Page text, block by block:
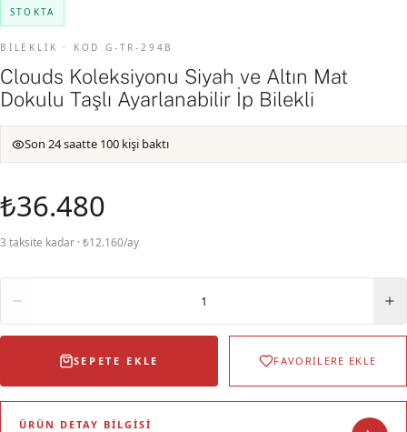
STOKTA
BİLEKLİK · KOD G-TR-294B
Clouds Koleksiyonu Siyah ve Altın Mat
Dokulu Taşlı Ayarlanabilir İp Bilekli
Son 24 saatte 100 kişi baktı
₺36.480
3 taksite kadar · ₺12.160/ay
1
SEPETE EKLE FAVORİLERE EKLE
ÜRÜN DETAY BILGISI